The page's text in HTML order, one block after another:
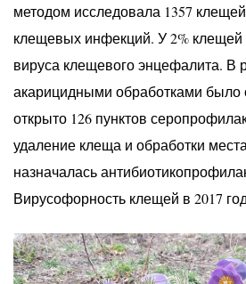
методом исследовала 1357
клещевых инфекций. У 2% клещей
вируса клещевого энцефалита. В
акарицидными обработками было
открыто 126 пунктов
удаление клеща и обработки
назначалась
Вирусофорность клещей в 2017